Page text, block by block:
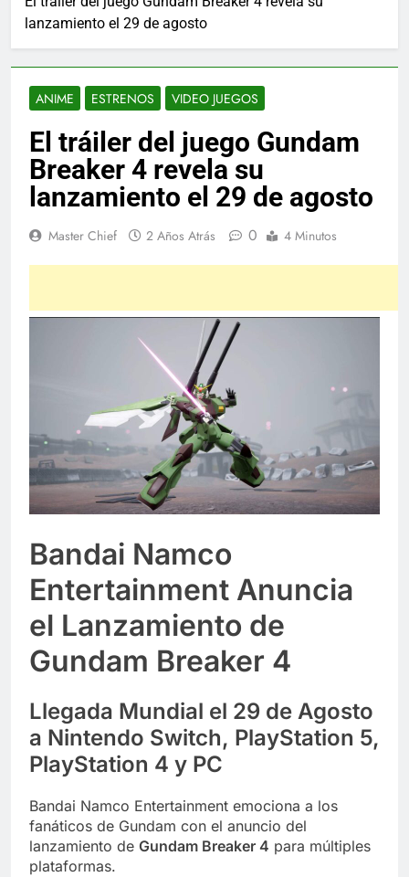
lanzamiento el 29 de agosto
ANIME ESTRENOS VIDEO JUEGOS
El tráiler del juego Gundam
Breaker 4 revela su
lanzamiento el 29 de agosto
Master Chief 2 Años Atrás 0 4 Minutos
Bandai Namco
Entertainment Anuncia
el Lanzamiento de
Gundam Breaker 4
Llegada Mundial el 29 de Agosto
a Nintendo Switch, PlayStation 5,
PlayStation 4 y PC
Bandai Namco Entertainment emociona a los
fanáticos de Gundam con el anuncio del
lanzamiento de Gundam Breaker 4 para múltiples
plataformas.